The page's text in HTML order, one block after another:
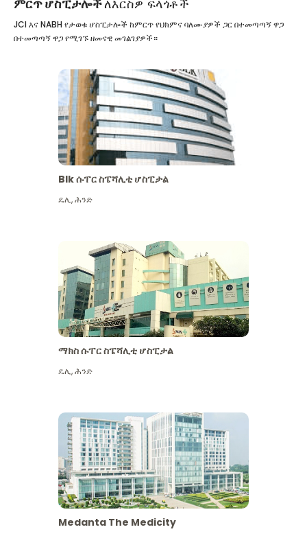
ምርጥ ሆስፒታሎችለእርስዎ ፍላጎቶች
JCI እና NABH የታወቁ ሆስፒታሎች ከምርጥ የህክምና ባለሙያዎች ጋር በተመጣጣኝ ዋጋ
በተመጣጣኝ ዋጋ የሚገኙ ዘመናዊ መገልገያዎች።
Blk ሱፐር ስፔሻሊቲ ሆስፒታል
ዴሊ,ሕንድ
ማክስ ሱፐር ስፔሻሊቲ ሆስፒታል
ዴሊ,ሕንድ
Medanta The Medicity